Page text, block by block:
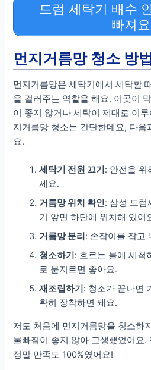
드럼 세탁기 배수
빠져요
먼지거름망 청소 방
먼지거름망은 세탁기에서 세탁할
을 걸러주는 역할을 해요. 이곳이
이 좋지 않거나 세탁이 제대로 이
지거름망 청소는 간단한데요, 다음
요.
세탁기 전원 끄기: 안전을 위
세요.
거름망 위치 확인: 삼성 드럼
기 앞면 하단에 위치해 있어
거름망 분리: 손잡이를 잡고
청소하기: 흐르는 물에 세척
로 문지르면 좋아요.
재조립하기: 청소가 끝나면
확히 장착하면 돼요.
저도 처음에 먼지거름망을 청소하
물빠짐이 좋지 않아 고생했었어요.
정말 만족도 100%였어요!